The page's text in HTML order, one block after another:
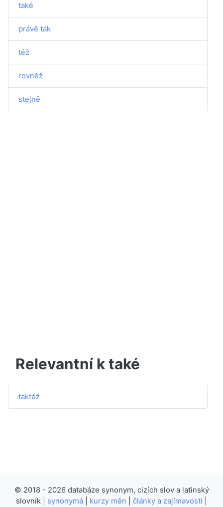
také
právě tak
též
rovněž
stejně
Relevantní k také
taktéž
© 2018 - 2026 databáze synonym, cizích slov a latinský
slovník | synonymá kurzy měn články a zajímavosti